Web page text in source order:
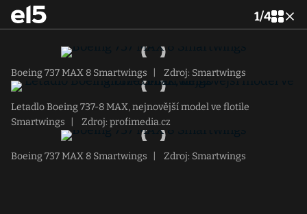
1/4
Boeing 737 MAX 8 Smartwings Zdroj: Smartwings
Letadlo Boeing 737-8 MAX, nejnovější model ve flotile
Smartwings
Zdroj: profimedia.cz
Boeing 737 MAX 8 Smartwings Zdroj: Smartwings